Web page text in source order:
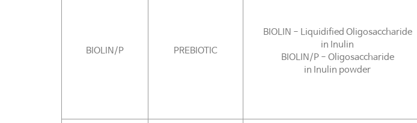
BIOLIN/P PREBIOTIC
BIOLIN - Liquidified Oligosaccharide
in Inulin
BIOLIN/P - Oligosaccharide
in Inulin powder